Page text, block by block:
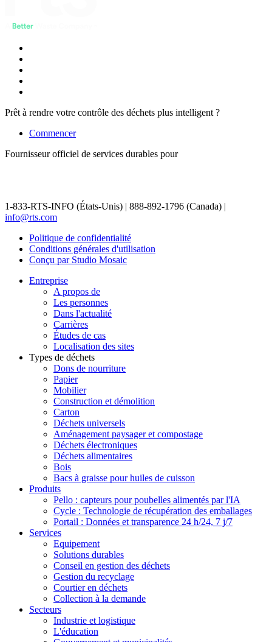
Prêt à rendre votre contrôle des déchets plus intelligent ?
Commencer
Fournisseur officiel de services durables pour
1-833-RTS-INFO (États-Unis) | 888-892-1796 (Canada) |
info@rts.com
Politique de confidentialité
Conditions générales d'utilisation
Conçu par Studio Mosaic
Entreprise
A propos de
Les personnes
Dans l'actualité
Carrières
Études de cas
Localisation des sites
Types de déchets
Dons de nourriture
Papier
Mobilier
Construction et démolition
Carton
Déchets universels
Aménagement paysager et compostage
Déchets électroniques
Déchets alimentaires
Bois
Bacs à graisse pour huiles de cuisson
Produits
Pello : capteurs pour poubelles alimentés par l'IA
Cycle : Technologie de récupération des emballages
Portail : Données et transparence 24 h/24, 7 j/7
Services
Equipement
Solutions durables
Conseil en gestion des déchets
Gestion du recyclage
Courtier en déchets
Collection à la demande
Secteurs
Industrie et logistique
L'éducation